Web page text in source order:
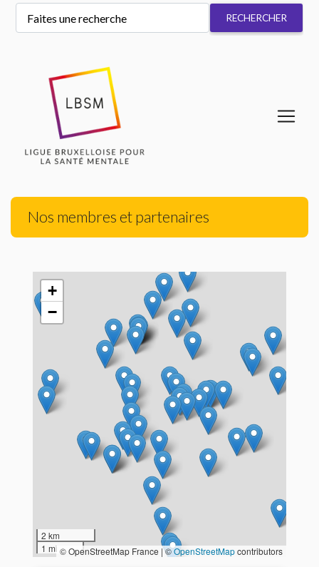
Nos membres et partenaires
+
−
2 km
1 mi © OpenStreetMap France | ©OpenStreetMapcontributors